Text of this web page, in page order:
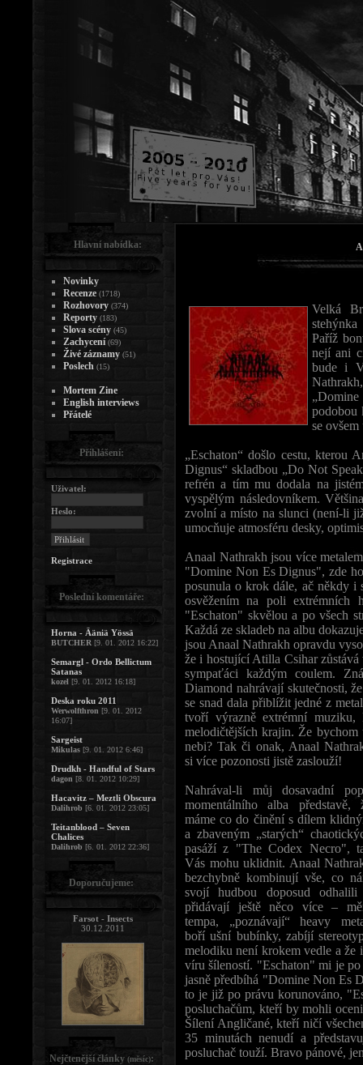
Velká
Paříž
nejí ani
bude i
podobou
se
„Eschaton“ došlo cestu, kterou
Dignus“ skladbou „Do Not
refrén a tím mu dodala na
vyspělým následovníkem.
zvolní a místo na slunci (není-li
umocňuje atmosféru desky,
Anaal Nathrakh jsou více
"Domine Non Es Dignus", zde
posunula o krok dále, ač někdy
osvěžením na poli extrémních
"Eschaton" skvělou a po všech
Každá ze skladeb na albu
jsou Anaal Nathrakh opravdu
že i hostující Atilla Csihar
sympaťáci každým coulem.
Diamond nahrávají skutečnosti,
se snad dala přiblížit jedné z
tvoří výrazně extrémní
melodičtějších krajin. Že
nebi? Tak či onak, Anaal
si více pozonosti jistě zaslouží!
Nahrával-li můj dosavadní
momentálního alba představě,
máme co do činění s dílem
a zbaveným „starých“
pasáží z "The Codex Necro",
Vás mohu uklidnit. Anaal
bezchybně kombinují vše, co
svojí hudbou doposud odhalili
přidávají ještě něco více –
tempa, „poznávají“ heavy
boří ušní bubínky, zabíjí
melodiku není krokem vedle a že
víru šíleností. "Eschaton" mi je
jasně předbíhá "Domine Non Es
to je již po právu korunováno,
posluchačům, kteří by mohli
Šílení Angličané, kteří ničí
35 minutách nenudí a
posluchač touží. Bravo pánové,
Hlavní nabídka:
Novinky
Recenze (1718)
Rozhovory (374)
Reporty (183)
Slova scény (45)
Zachycení (69)
Živé záznamy (51)
Poslech (15)
Mortem Zine
English interviews
Přátelé
Přihlášení:
Uživatel:
Heslo:
Registrace
Poslední komentáře:
Horna - Ääniä Yössä
BUTCHER [9. 01. 2012 16:22]
Semargl - Ordo Bellictum
Satanas
kozel [9. 01. 2012 16:18]
Deska roku 2011
Werwolfthron [9. 01. 2012
16:07]
Sargeist
Mikulas [9. 01. 2012 6:46]
Drudkh - Handful of Stars
dagon [8. 01. 2012 10:29]
Hacavitz – Meztli Obscura
Dalihrob [6. 01. 2012 23:05]
Teitanblood – Seven
Chalices
Dalihrob [6. 01. 2012 22:36]
Doporučujeme:
Farsot - Insects
30.12.2011
Nejčtenější články (měsíc):